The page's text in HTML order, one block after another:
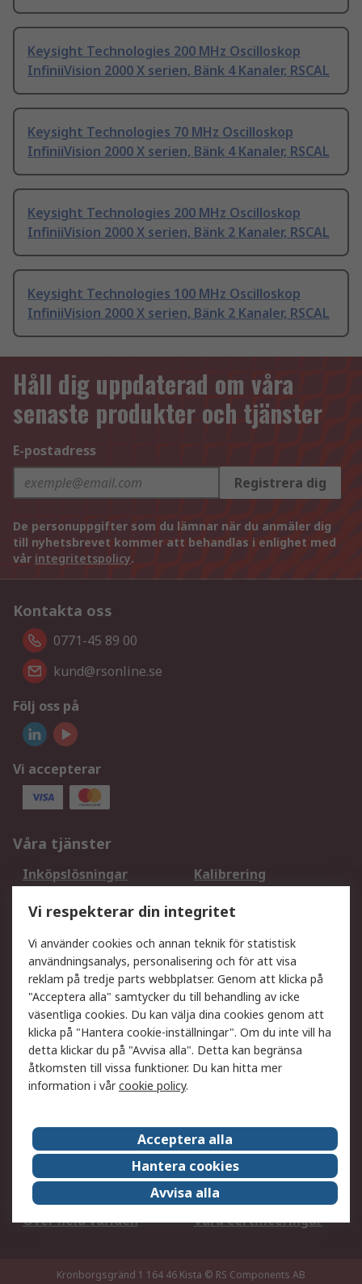
Keysight Technologies 200 MHz Oscilloskop
InfiniiVision 2000 X serien, Bänk 4 Kanaler, RSCAL
Keysight Technologies 70 MHz Oscilloskop
InfiniiVision 2000 X serien, Bänk 4 Kanaler, RSCAL
Keysight Technologies 200 MHz Oscilloskop
InfiniiVision 2000 X serien, Bänk 2 Kanaler, RSCAL
Keysight Technologies 100 MHz Oscilloskop
InfiniiVision 2000 X serien, Bänk 2 Kanaler, RSCAL
Håll dig uppdaterad om våra
senaste produkter och tjänster
E-postadress
Registrera dig
De personuppgifter som du lämnar när du anmäler dig
till nyhetsbrevet kommer att behandlas i enlighet med
vår integritetspolicy.
Kontakta oss
0771-45 89 00
kund@rsonline.se
Följ oss på
Vi accepterar
Våra tjänster
Inköpslösningar
Kalibrering
DesignSpark
Teknisk Support
Ditt lokala säljteam
Exportlösningar
Support
Få hjälp
Retur av varor
Leverans
Spåra din order
Begär en fakturakopi
Fördelar med RS-konto
Betalningsalternativ
Om RS
Försäljningsvillkor
Det juridiska
Press Centre
Jobba hos RS
ESG
Över hela världen
Våra certificeringar
Kronborgsgränd 1 164 46 Kista © RS Components AB
Vi respekterar din integritet
Vi använder cookies och annan teknik för statistisk
användningsanalys, personalisering och för att visa
reklam på tredje parts webbplatser. Genom att klicka på
"Acceptera alla" samtycker du till behandling av icke
väsentliga cookies. Du kan välja dina cookies genom att
klicka på "Hantera cookie-inställningar". Om du inte vill ha
detta klickar du på "Avvisa alla". Detta kan begränsa
åtkomsten till vissa funktioner. Du kan hitta mer
information i vårcookie policy.
Acceptera alla
Hantera cookies
Avvisa alla